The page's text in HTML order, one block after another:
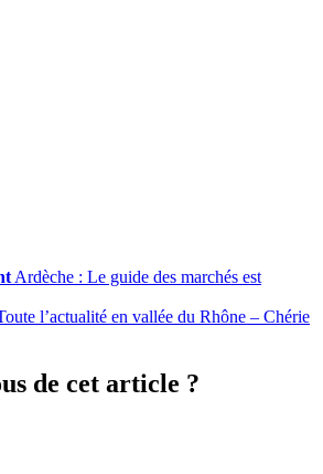
Ardèche : Le guide des marchés est
l’actualité en vallée du Rhône – Chérie
de cet article ?